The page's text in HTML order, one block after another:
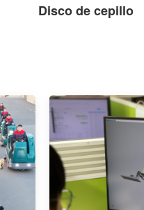
Disco de cepillo